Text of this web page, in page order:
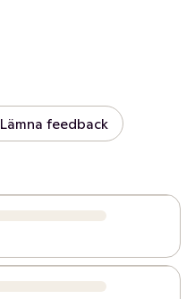
Lämna feedback